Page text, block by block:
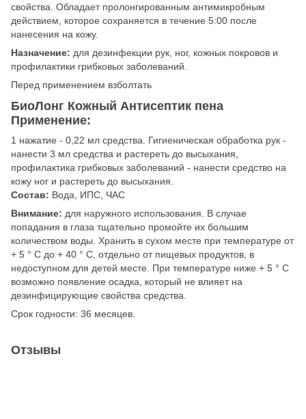
свойства. Обладает пролонгированным антимикробным
действием, которое сохраняется в течение 5:00 после
нанесения на кожу.
Назначение: для дезинфекции рук, ног, кожных покровов и
профилактики грибковых заболеваний.
Перед применением взболтать
БиоЛонг Кожный Антисептик пена
Применение:
1 нажатие - 0,22 мл средства. Гигиеническая обработка рук -
нанести 3 мл средства и растереть до высыхания,
профилактика грибковых заболеваний - нанести средство на
кожу ног и растереть до высыхания.
Состав: Вода, ИПС, ЧАС
Внимание: для наружного использования. В случае
попадания в глаза тщательно промойте их большим
количеством воды. Хранить в сухом месте при температуре от
+ 5 ° С до + 40 ° С, отдельно от пищевых продуктов, в
недоступном для детей месте. При температуре ниже + 5 ° С
возможно появление осадка, который не влияет на
дезинфицирующие свойства средства.
Срок годности: 36 месяцев.
Отзывы